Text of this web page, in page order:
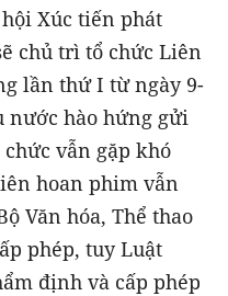
Xúc tiến phát
chủ trì tổ chức Liên
lần thứ I từ ngày 9-
nước hào hứng gửi
vẫn gặp khó
hoan phim vẫn
Văn hóa, Thể thao
phép, tuy Luật
định và cấp phép